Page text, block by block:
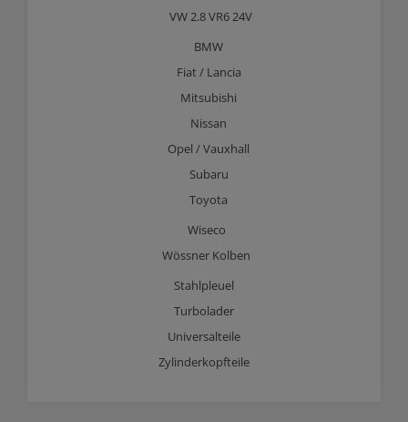
VW 2.8 VR6 24V
BMW
Fiat / Lancia
Mitsubishi
Nissan
Opel / Vauxhall
Subaru
Toyota
Wiseco
Wössner Kolben
Stahlpleuel
Turbolader
Universalteile
Zylinderkopfteile